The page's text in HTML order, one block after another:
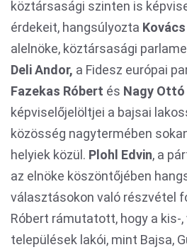
köztársasági szinten is
érdekeit, hangsúlyozta
alelnöke, köztársasági
Deli Andor, a Fidesz európai
Fazekas Róbert és Nagy Ottó
képviselőjelöltjei a bajsai
közösség nagytermében
helyiek közül. Plohl Edvin, a
az elnöke köszöntőjében
választásokon való részvétel
Róbert rámutatott, hogy a kis-,
települések lakói, mint Bajsa,